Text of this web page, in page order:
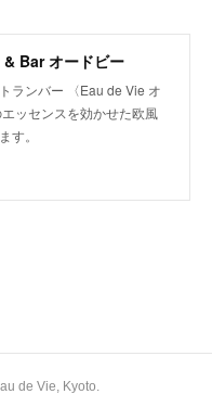
Bar オードビー
ランバー 〈Eau de Vie オ
ッセンスを効かせた欧風
す。
de Vie, Kyoto.